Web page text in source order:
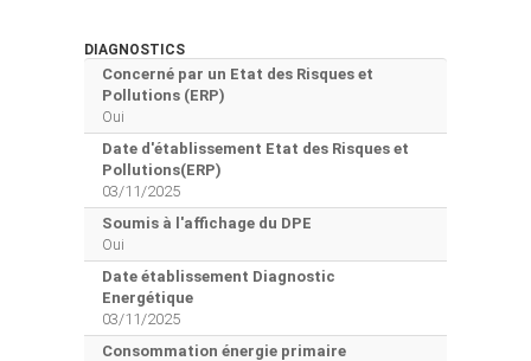
DIAGNOSTICS
Concerné par un Etat des Risques et
Pollutions (ERP)
Oui
Date d'établissement Etat des Risques et
Pollutions(ERP)
03/11/2025
Soumis à l'affichage du DPE
Oui
Date établissement Diagnostic
Energétique
03/11/2025
Consommation énergie primaire